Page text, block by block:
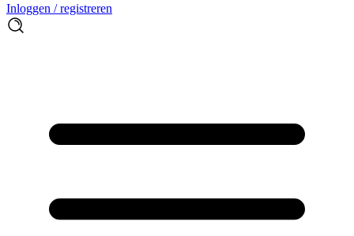
Inloggen / registreren